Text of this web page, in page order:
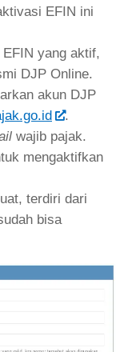
EFIN ini
yang aktif,
DJP Online.
akun DJP
.
wajib pajak.
mengaktifkan
terdiri dari
bisa